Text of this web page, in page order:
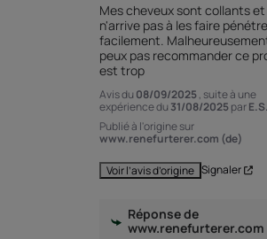
Mes cheveux sont collants
n'arrive pas à les faire
facilement.
peux pas recommander ce
est trop
Avis du 08/09/2025, suite à une
expérience du 31/08/2025par
Publié à l'origine sur
www.renefurterer.com (de)
Voir l’avis d’origine Signaler
Réponse de
www.renefurterer.com